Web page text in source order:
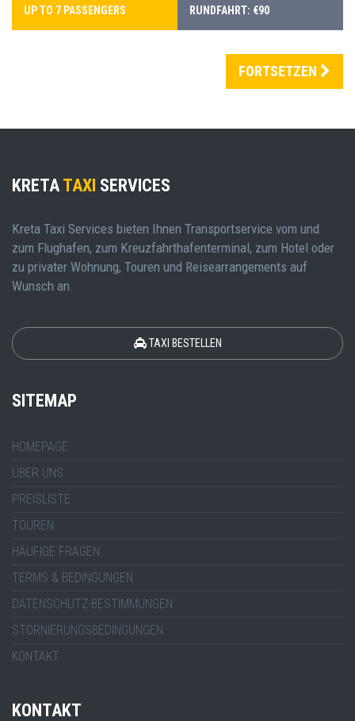
UP TO 7 PASSENGERS
RUNDFAHRT: €90
FORTSETZEN
KRETA TAXI SERVICES
Kreta Taxi Services bieten Ihnen Transportservice vom und
zum Flughafen, zum Kreuzfahrthafenterminal, zum Hotel oder
zu privater Wohnung, Touren und Reisearrangements auf
Wunsch an.
TAXI BESTELLEN
SITEMAP
HOMEPAGE
ÜBER UNS
PREISLISTE
TOUREN
HÄUFIGE FRAGEN
TERMS & BEDINGUNGEN
DATENSCHUTZ-BESTIMMUNGEN
STORNIERUNGSBEDINGUNGEN
KONTAKT
KONTAKT